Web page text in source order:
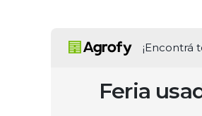
¡Encontrá
Feria